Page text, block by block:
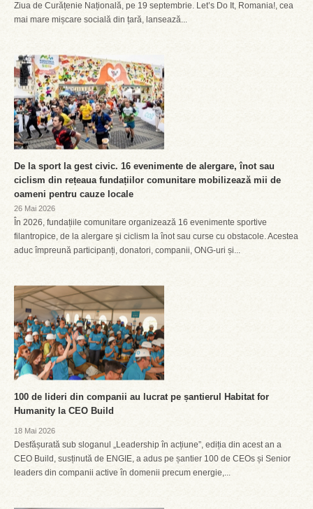
Ziua de Curățenie Națională, pe 19 septembrie. Let’s Do It, Romania!, cea
mai mare mișcare socială din țară, lansează...
De la sport la gest civic. 16 evenimente de alergare, înot sau
ciclism din rețeaua fundațiilor comunitare mobilizează mii de
oameni pentru cauze locale
26 Mai 2026
În 2026, fundațiile comunitare organizează 16 evenimente sportive
filantropice, de la alergare și ciclism la înot sau curse cu obstacole. Acestea
aduc împreună participanți, donatori, companii, ONG-uri și...
100 de lideri din companii au lucrat pe șantierul Habitat for
Humanity la CEO Build
18 Mai 2026
Desfășurată sub sloganul „Leadership în acțiune”, ediția din acest an a
CEO Build, susținută de ENGIE, a adus pe șantier 100 de CEOs și Senior
leaders din companii active în domenii precum energie,...